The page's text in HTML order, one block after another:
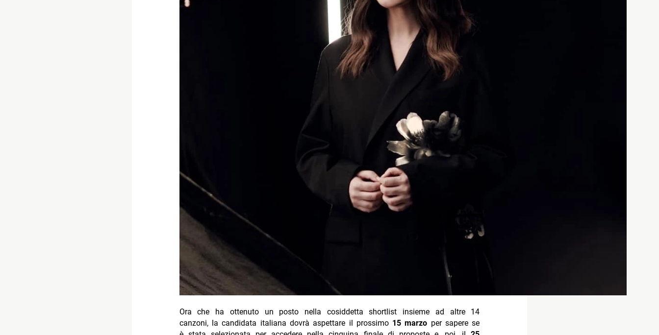
Ora che ha ottenuto un posto nella cosiddetta shortlist insieme ad altre 14
canzoni, la candidata italiana dovrà aspettare il prossimo 15 marzo per sapere se